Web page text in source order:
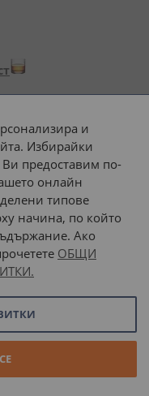
с:
наш транспорт
отStenik
и
Избирайки
Ви предоставим по-
онлайн
типове
начина, по който
Ако
ОБЩИ